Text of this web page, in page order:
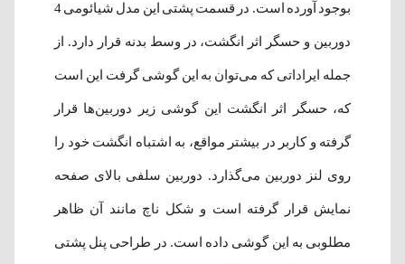
بوجود آورده است. در قسمت پشتی این مدل شیائومی 4
دوربین و حسگر اثر انگشت، در وسط بدنه قرار دارد. از
جمله ایراداتی که می‌توان به این گوشی گرفت این است
که، حسگر اثر انگشت این گوشی زیر دوربین‌ها قرار
گرفته و کاربر در بیشتر مواقع، به اشتباه انگشت خود را
روی لنز دوربین می‌گذارد. دوربین سلفی بالای صفحه
نمایش قرار گرفته ‌است و شکل ناچ مانند آن ظاهر
مطلوبی به این گوشی داده ‌است. در طراحی پنل پشتی